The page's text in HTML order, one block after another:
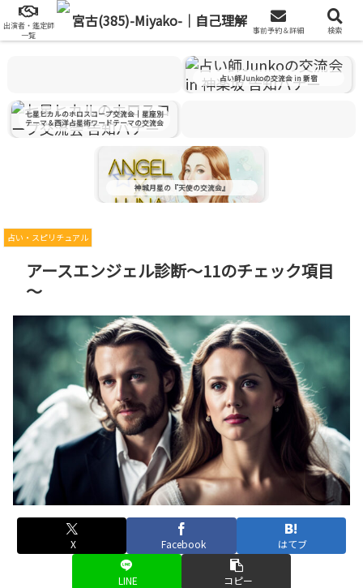
出演者一覧を見る
出演につきまして
2026.09.25 Fri "JYM"
占い師Junkoの交流会 in 新宿
七星ヒカルのホロスコープ交流会｜星座別
テーマ＆西洋占星術ワードテーマの交流会
占い練習＆交流会 in 西新宿
神城月星の『天使の交流会』
アースエンジェル診断～11のチェック項目
～
占い・スピリチュアル
X Facebook はてブ
LINE コピー
出演者・鑑定師
一覧
事前予約＆詳細 検索